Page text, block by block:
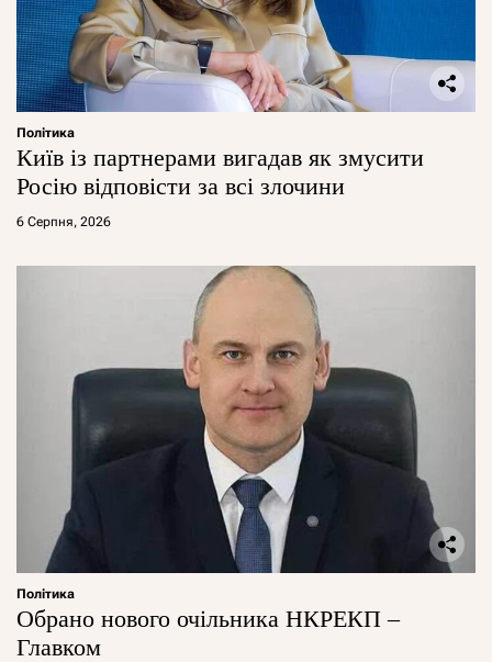
Політика
Київ із партнерами вигадав як змусити
Росію відповісти за всі злочини
6 Серпня, 2026
Політика
Обрано нового очільника НКРЕКП –
Главком